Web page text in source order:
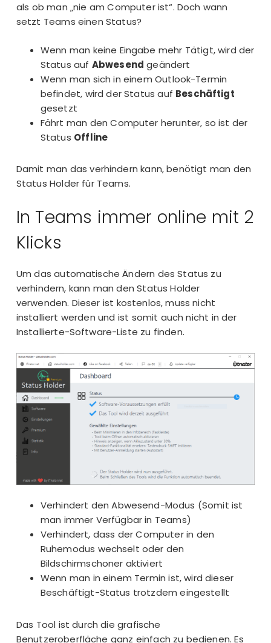
als ob man „nie am Computer ist“. Doch wann
setzt Teams einen Status?
Wenn man keine Eingabe mehr Tätigt, wird der
Status auf Abwesend geändert
Wenn man sich in einem Outlook-Termin
befindet, wird der Status auf Beschäftigt
gesetzt
Fährt man den Computer herunter, so ist der
Status Offline
Damit man das verhindern kann, benötigt man den
Status Holder für Teams.
In Teams immer online mit 2
Klicks
Um das automatische Ändern des Status zu
verhindern, kann man den Status Holder
verwenden. Dieser ist kostenlos, muss nicht
installiert werden und ist somit auch nicht in der
Installierte-Software-Liste zu finden.
Verhindert den Abwesend-Modus (Somit ist
man immer Verfügbar in Teams)
Verhindert, dass der Computer in den
Ruhemodus wechselt oder den
Bildschirmschoner aktiviert
Wenn man in einem Termin ist, wird dieser
Beschäftigt-Status trotzdem eingestellt
Das Tool ist durch die grafische
Benutzeroberfläche ganz einfach zu bedienen. Es